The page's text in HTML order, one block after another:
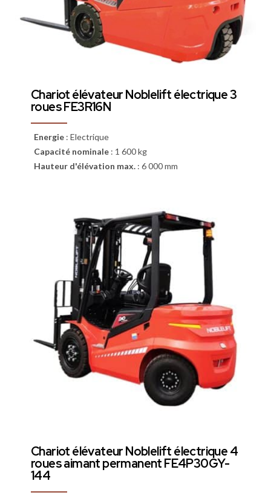
Chariot élévateur Noblelift électrique 3
roues FE3R16N
Energie : Electrique
Capacité nominale : 1 600 kg
Hauteur d'élévation max. : 6 000 mm
Chariot élévateur Noblelift électrique 4
roues aimant permanent FE4P30GY-
144